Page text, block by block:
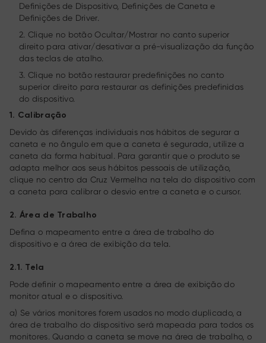
Definições de Dispositivo, Definições de Caneta e
Definições de Driver.
2. Clique no botão Ocultar/Mostrar no canto superior
direito para ativar/desativar a pré-visualização da função
das teclas de atalho.
3. Clique no botão restaurar predefinições no canto
superior direito para restaurar as definições predefinidas
do dispositivo.
1. Calibração
Devido às diferenças individuais nos hábitos de segurar a
caneta e no ângulo em que a caneta é segurada, utilize a
caneta da forma habitual. Para garantir que o produto se
adapta melhor aos seus hábitos pessoais de utilização,
clique no centro da Cruz Vermelha na tela do dispositivo com
a caneta para calibrar o desvio entre a caneta e o cursor.
2. Área de Trabalho
Defina o mapeamento entre a área de trabalho do
dispositivo e a área de exibição da tela.
2.1. Tela
Pode definir o mapeamento entre a área de exibição do
monitor atual e o dispositivo.
a) Se vários monitores forem usados no modo duplicado, a
área de trabalho do dispositivo será mapeada para todos os
monitores. Quando a caneta se move na área de trabalho, o